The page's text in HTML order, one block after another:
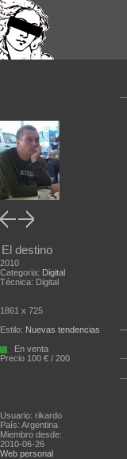
El destino
2010
Categoria: Digital
Técnica: Digital
1861 x 725
Estilo: Nuevas tendencias
En venta
Precio 100 € / 200
Usuario: rikardo
País: Argentina
Miembro desde:
2010-06-26
Web personal